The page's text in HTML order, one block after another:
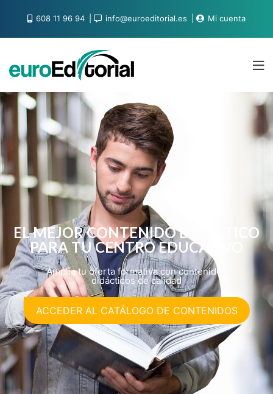
608 11 96 94 info@euroeditorial.es Mi cuenta
EL MEJOR CONTENIDO DIDÁCTICO
PARA TU CENTRO EDUCATIVO
Amplía tu oferta formativa con contenidos
didácticos de calidad
ACCEDER AL CATÁLOGO DE CONTENIDOS